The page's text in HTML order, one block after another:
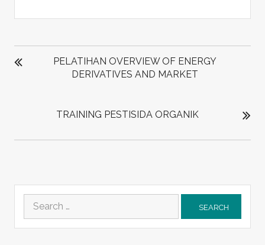
POST
NAVIGATIONPELATIHAN OVERVIEW OF ENERGY
DERIVATIVES AND MARKET
TRAINING PESTISIDA ORGANIK
Search
for: